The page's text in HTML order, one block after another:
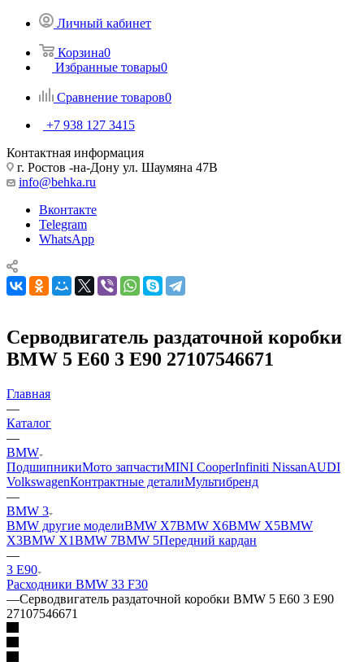
Личный кабинет
Корзина0
Избранные товары0
Сравнение товаров0
+7 938 127 3415
Контактная информация
г. Ростов -на-Дону ул. Шаумяна 47В
info@behka.ru
Вконтакте
Telegram
WhatsApp
Серводвигатель раздаточной коробки
BMW 5 E60 3 E90 27107546671
Главная
—
Каталог
—
BMW
ПодшипникиМото запчастиMINI CooperInfiniti NissanAUDI
VolkswagenКонтрактные деталиМультибренд
—
BMW 3
BMW другие моделиBMW X7BMW X6BMW X5BMW
X3BMW X1BMW 7BMW 5Передний кардан
—
3 E90
Расходники BMW 33 F30
—Серводвигатель раздаточной коробки BMW 5 E60 3 E90
27107546671